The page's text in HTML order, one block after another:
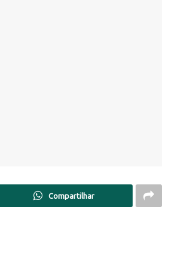
Compartilhar